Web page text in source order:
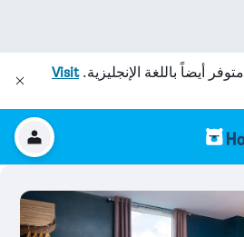
متوفر أيضاً باللغة الإنجليزية.Visit